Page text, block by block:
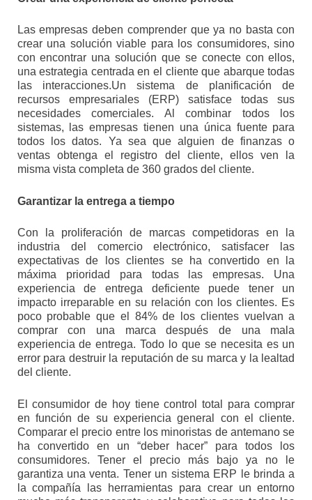
Las empresas deben comprender que ya no basta con
crear una solución viable para los consumidores, sino
con encontrar una solución que se conecte con ellos,
una estrategia centrada en el cliente que abarque todas
las interacciones.Un sistema de planificación de
recursos empresariales (ERP) satisface todas sus
necesidades comerciales. Al combinar todos los
sistemas, las empresas tienen una única fuente para
todos los datos. Ya sea que alguien de finanzas o
ventas obtenga el registro del cliente, ellos ven la
misma vista completa de 360 grados del cliente.
Garantizar la entrega a tiempo
Con la proliferación de marcas competidoras en la
industria del comercio electrónico, satisfacer las
expectativas de los clientes se ha convertido en la
máxima prioridad para todas las empresas. Una
experiencia de entrega deficiente puede tener un
impacto irreparable en su relación con los clientes. Es
poco probable que el 84% de los clientes vuelvan a
comprar con una marca después de una mala
experiencia de entrega. Todo lo que se necesita es un
error para destruir la reputación de su marca y la lealtad
del cliente.
El consumidor de hoy tiene control total para comprar
en función de su experiencia general con el cliente.
Comparar el precio entre los minoristas de antemano se
ha convertido en un “deber hacer” para todos los
consumidores. Tener el precio más bajo ya no le
garantiza una venta. Tener un sistema ERP le brinda a
la compañía las herramientas para crear un entorno